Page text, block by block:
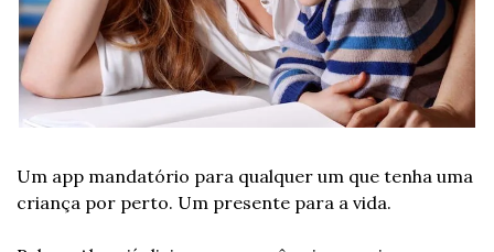
Um app mandatório para qualquer um que tenha uma
criança por perto. Um presente para a vida.